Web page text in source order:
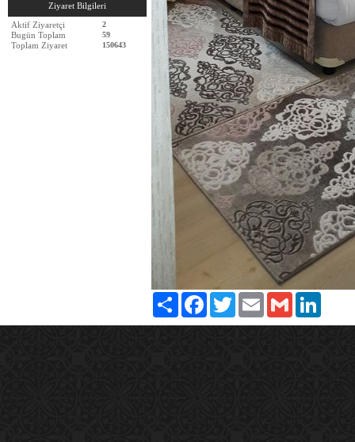
Ziyaret Bilgileri
Aktif Ziyaretçi
2
Bugün Toplam 59
Toplam Ziyaret 150643
Paylaş FacebookTwitter Email Gmail